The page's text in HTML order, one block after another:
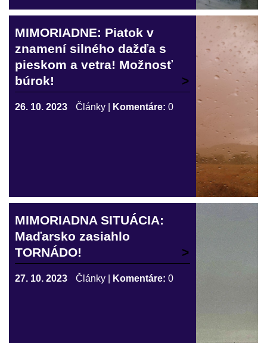
MIMORIADNE: Piatok v
znamení silného dažďa s
pieskom a vetra! Možnosť
búrok!
26. 10. 2023 Články Komentáre: 0
MIMORIADNA SITUÁCIA:
Maďarsko zasiahlo
TORNÁDO!
27. 10. 2023 Články Komentáre: 0